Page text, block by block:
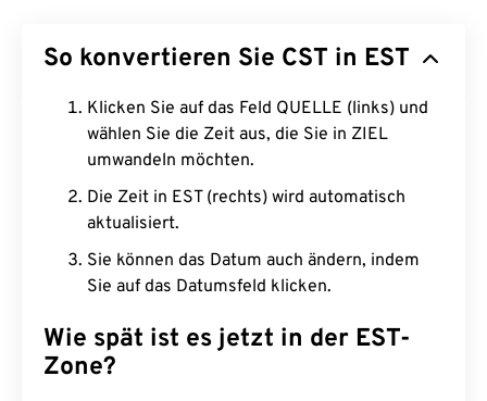
So konvertieren Sie CST in EST
Klicken Sie auf das Feld QUELLE (links) und
wählen Sie die Zeit aus, die Sie in ZIEL
umwandeln möchten.
Die Zeit in EST (rechts) wird automatisch
aktualisiert.
Sie können das Datum auch ändern, indem
Sie auf das Datumsfeld klicken.
Wie spät ist es jetzt in der EST-
Zone?